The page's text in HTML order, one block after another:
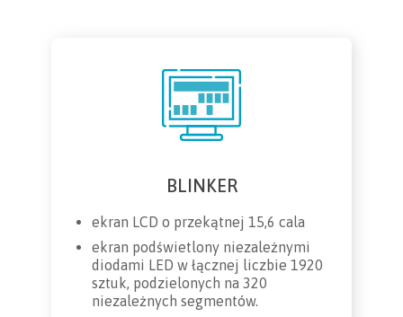
BLINKER
ekran LCD o przekątnej 15,6 cala
ekran podświetlony niezależnymi
diodami LED w łącznej liczbie 1920
sztuk, podzielonych na 320
niezależnych segmentów.